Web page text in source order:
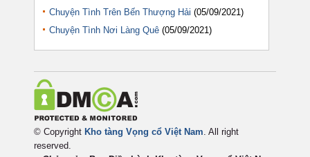
Chuyện Tình Trên Bến Thượng Hải (05/09/2021)
Chuyện Tình Nơi Làng Quê (05/09/2021)
© Copyright Kho tàng Vọng cổ Việt Nam. All right
reserved.